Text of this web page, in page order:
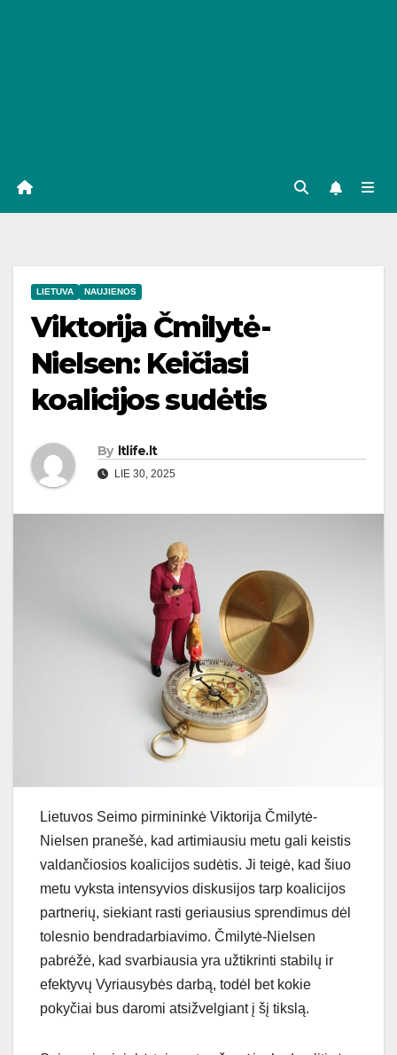
LIETUVA NAUJIENOS
Viktorija Čmilytė-
Nielsen: Keičiasi
koalicijos sudėtis
By ltlife.lt
LIE 30, 2025
Lietuvos Seimo pirmininkė Viktorija Čmilytė-
Nielsen pranešė, kad artimiausiu metu gali keistis
valdančiosios koalicijos sudėtis. Ji teigė, kad šiuo
metu vyksta intensyvios diskusijos tarp koalicijos
partnerių, siekiant rasti geriausius sprendimus dėl
tolesnio bendradarbiavimo. Čmilytė-Nielsen
pabrėžė, kad svarbiausia yra užtikrinti stabilų ir
efektyvų Vyriausybės darbą, todėl bet kokie
pokyčiai bus daromi atsižvelgiant į šį tikslą.